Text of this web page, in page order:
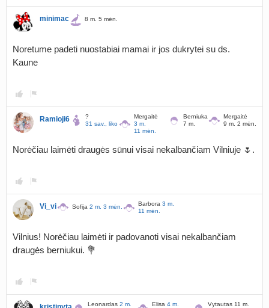
minimac 8 m. 5 mėn.
Noretume padeti nuostabiai mamai ir jos dukrytei su ds.
Kaune
Ramioji6
?
31 sav., liko 66 d.
Mergaitė
3 m.
11 mėn.
Berniukas
7 m.
Mergaitė
9 m. 2 mėn.
Norėčiau laimėti draugės sūnui visai nekalbančiam Vilniuje 🌷.
Vi_vi Sofija 2 m. 3 mėn. Barbora 3 m.
11 mėn.
Vilnius! Norėčiau laimėti ir padovanoti visai nekalbančiam
draugės berniukui. 💐
Leonardas 2 m.
Elisa 4 m.
Vytautas 11 m.